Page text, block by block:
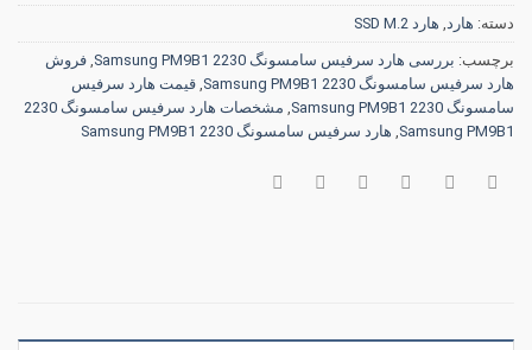
دسته: هارد هارد SSD M.2
برچسب: بررسی هارد سرفیس سامسونگ 2230 Samsung PM9B1
فروش
هارد سرفیس سامسونگ 2230 Samsung PM9B1
قیمت هارد سرفیس
سامسونگ 2230 Samsung PM9B1
مشخصات هارد سرفیس سامسونگ 2230
Samsung PM9B1 هارد سرفیس سامسونگ 2230 Samsung PM9B1